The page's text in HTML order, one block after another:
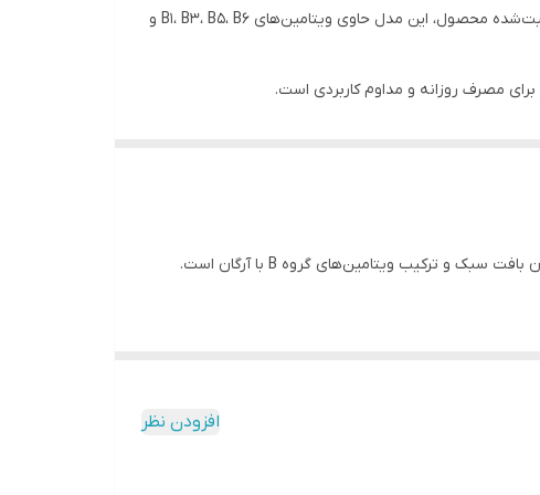
کرم پمپی B Complex آرگان کامان با حجم 400 میلی‌لیتر برای پوست‌های چرب و مختلط عرضه شده است. بر اساس مشخصات ثبت‌شده محصول، این مدل حاوی ویتامین‌های B1، B3، B5، B6 و
این مدل نسخه 400 میلی‌لیتری کرم پمپی B Complex آرگان کامان برای پوست چرب و مختلط است. ویژگی اصلی آن بافت سبک و ترکیب ویتامین‌های گروه B با آرگان است.
افزودن نظر